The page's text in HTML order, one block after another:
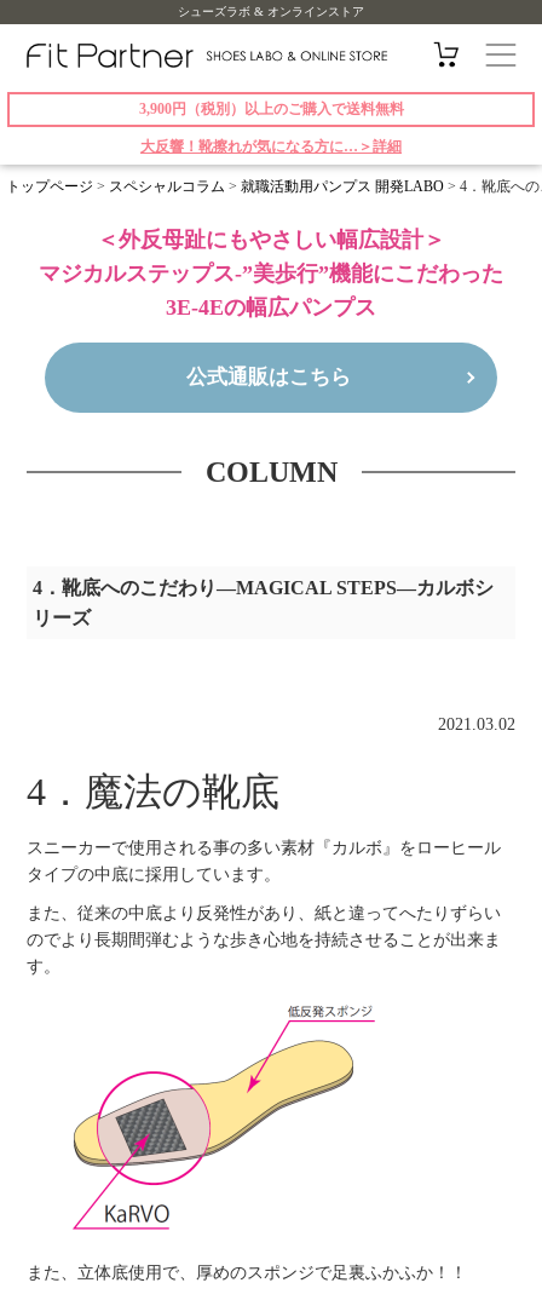
シューズラボ & オンラインストア
3,900円（税別）以上のご購入で送料無料
大反響！靴擦れが気になる方に…＞詳細
トップページ > スペシャルコラム > 就職活動用パンプス 開発LABO > 4．靴底へ
＜外反母趾にもやさしい幅広設計＞
マジカルステップス-”美歩行”機能にこだわった
3E-4Eの幅広パンプス
公式通販はこちら
COLUMN
4．靴底へのこだわり―MAGICAL STEPS―カルボシ
リーズ
2021.03.02
4．魔法の靴底
スニーカーで使用される事の多い素材『カルボ』をローヒール
タイプの中底に採用しています。
また、従来の中底より反発性があり、紙と違ってへたりずらい
のでより長期間弾むような歩き心地を持続させることが出来ま
す。
また、立体底使用で、厚めのスポンジで足裏ふかふか！！